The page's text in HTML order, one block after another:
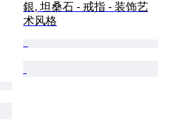
銀, 坦桑石 - 戒指 - 装饰艺
术风格